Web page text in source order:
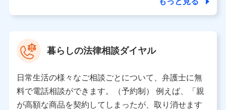
東京都中央区日本橋人形町2-14-10 アーバンネット日本橋
ビル 3F
※ 当社および株式会社NTTドコモは、お客さまの情報を利
データ憲章」に定める行動原則を順守します 。
※ パーソナルデータダッシュボードの「第三者提供の管
理」の設定状態にかかわらず、共同利用する場合がありま
暮らしの法律相談ダイヤル
日常生活の様々なご相談ごとについて、弁護士に無
料で電話相談ができます。（予約制） 例えば、「親
が高額な商品を契約してしまったが、取り消せます